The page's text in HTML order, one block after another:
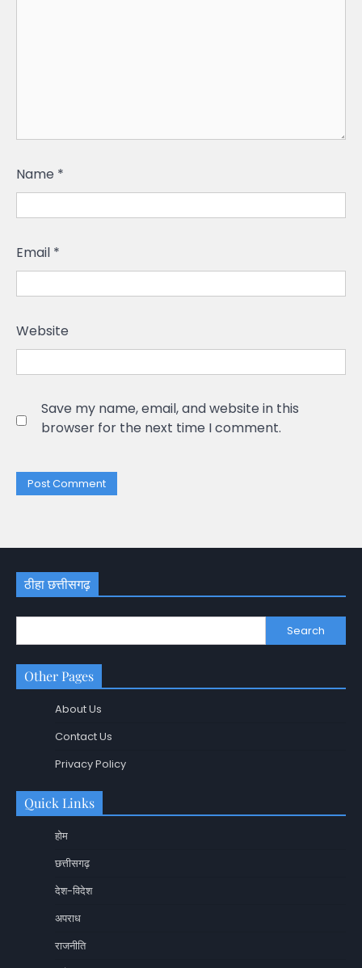
Name *
Email *
Website
Save my name, email, and website in this
browser for the next time I comment.
ठीहा छत्तीसगढ़
Search
Other Pages
About Us
Contact Us
Privacy Policy
Quick Links
होम
छत्तीसगढ़
देश-विदेश
अपराध
राजनीति